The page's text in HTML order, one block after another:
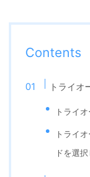
Contents
トライオ
トライ
トライ
ドを選